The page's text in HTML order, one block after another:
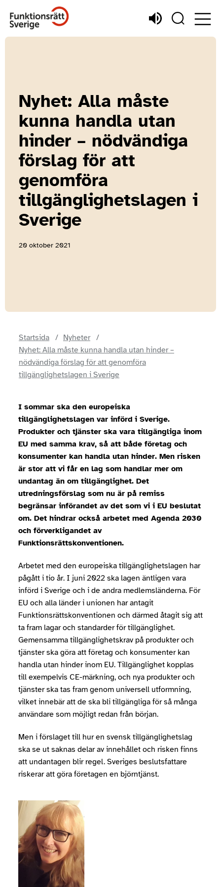
Nyhet: Alla måste
kunna handla utan
hinder – nödvändiga
förslag för att
genomföra
tillgänglighetslagen i
Sverige
20 oktober 2021
Startsida
Nyheter
Nyhet: Alla måste kunna handla utan hinder –
nödvändiga förslag för att genomföra
tillgänglighetslagen i Sverige
I sommar ska den europeiska
tillgänglighetslagen var införd i Sverige.
Produkter och tjänster ska vara tillgängliga inom
EU med samma krav, så att både företag och
konsumenter kan handla utan hinder. Men risken
är stor att vi får en lag som handlar mer om
undantag än om tillgänglighet. Det
utredningsförslag som nu är på remiss
begränsar införandet av det som vi i EU beslutat
om. Det hindrar också arbetet med Agenda 2030
och förverkligandet av
Funktionsrättskonventionen.
Arbetet med den europeiska tillgänglighetslagen har
pågått i tio år. I juni 2022 ska lagen äntligen vara
införd i Sverige och i de andra medlemsländerna. För
EU och alla länder i unionen har antagit
Funktionsrättskonventionen och därmed åtagit sig att
ta fram lagar och standarder för tillgänglighet.
Gemensamma tillgänglighetskrav på produkter och
tjänster ska göra att företag och konsumenter kan
handla utan hinder inom EU. Tillgänglighet kopplas
till exempelvis CE-märkning, och nya produkter och
tjänster ska tas fram genom universell utformning,
vilket innebär att de ska bli tillgängliga för så många
användare som möjligt redan från början.
Men i förslaget till hur en svensk tillgänglighetslag
ska se ut saknas delar av innehållet och risken finns
att undantagen blir regel. Sveriges beslutsfattare
riskerar att göra företagen en björntjänst.